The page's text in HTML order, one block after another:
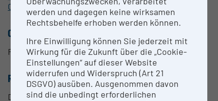
023-00999-1
CONTACT PERSON
Renato Sarc
RESEARCH SERVICES
Dieses Setup kann zum Monitoring sowie der
werden und dagegen keine wirksamen
Rechtsbehelfe erhoben werden können.
Ihre Einwilligung können Sie jederzeit mit
Wirkung für die Zukunft über die „Cookie-
Einstellungen“ auf dieser Website
widerrufen und Widerspruch (Art 21
DSGVO) ausüben. Ausgenommen davon
sind die unbedingt erforderlichen